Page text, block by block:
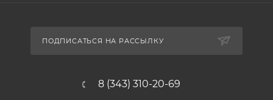
ПОДПИСАТЬСЯ НА РАССЫЛКУ
8 (343) 310-20-69